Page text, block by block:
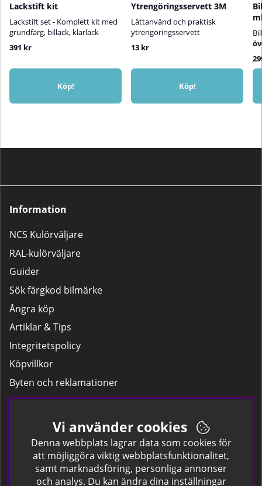
Lackstift kit
Lackstift set - Komplett kit med
grundfärg, billack, klarlack
391 kr
Köp!
Ytrengöringsservett 3M
Lättanvänd och praktisk
ytrengöringsservett
13 kr
Köp!
Information
NCS Kulörväljare
RAL-kulörväljare
Guider
Sök färgkod bilmärke
Ångra köp
Artiklar & Tips
Integritetspolicy
Köpvillkor
Byten och reklamationer
Leverans
Hitta färgkoden på bilen.
Företagskund
Om oss
Vi använder cookies
Denna webbplats lagrar data som cookies för
att möjliggöra viktig webbplatsfunktionalitet,
samt marknadsföring, personliga annonser
och analys. Du kan ändra dina inställningar